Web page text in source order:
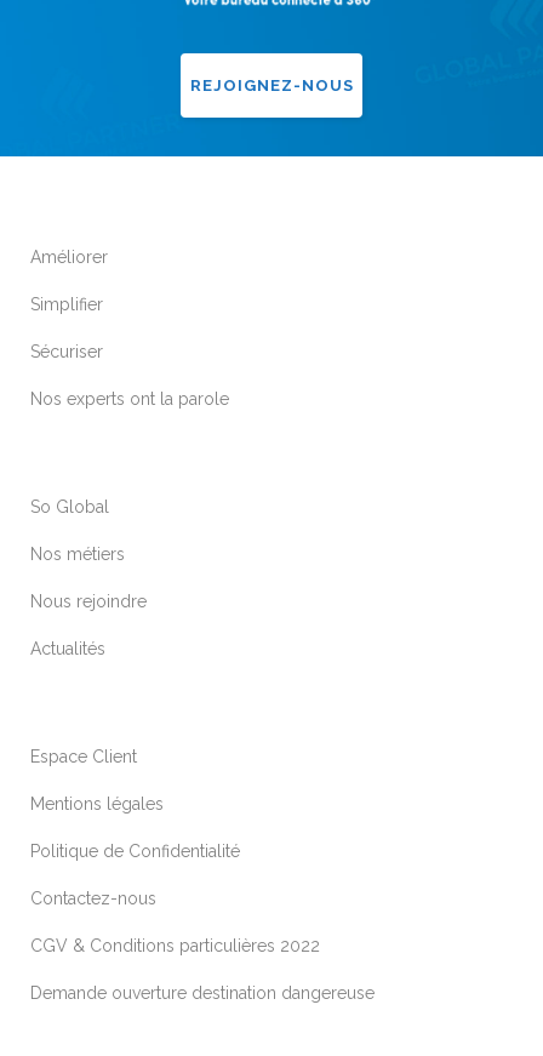
REJOIGNEZ-NOUS
Améliorer
Simplifier
Sécuriser
Nos experts ont la parole
So Global
Nos métiers
Nous rejoindre
Actualités
Espace Client
Mentions légales
Politique de Confidentialité
Contactez-nous
CGV & Conditions particulières 2022
Demande ouverture destination dangereuse